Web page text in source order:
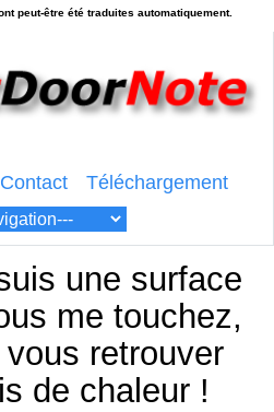
Contact Téléchargement
une surface
me touchez,
retrouver
de chaleur !